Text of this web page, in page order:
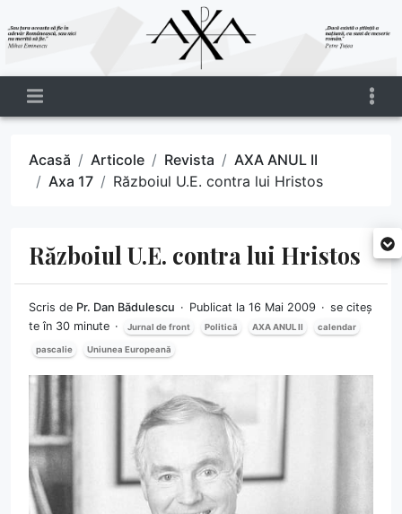
Acasă Articole Revista
AXA ANUL II
Axa 17
Războiul U.E. contra lui Hristos
Războiul U.E. contra lui Hristos
Scris de Pr. Dan Bădulescu Publicat la 16 Mai 2009
se citeș
te în 30 minute
Jurnal de front Politică AXA ANUL II calendar
pascalie Uniunea Europeană